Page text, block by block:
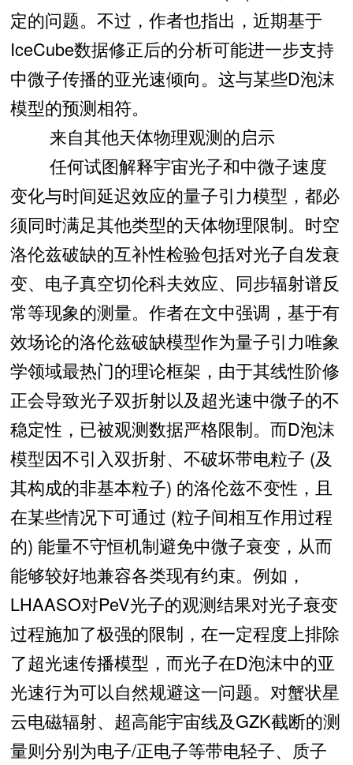
定的问题。不过，作者也指出，近期基于
IceCube数据修正后的分析可能进一步支持
中微子传播的亚光速倾向。这与某些D泡沫
模型的预测相符。
来自其他天体物理观测的启示
任何试图解释宇宙光子和中微子速度
变化与时间延迟效应的量子引力模型，都必
须同时满足其他类型的天体物理限制。时空
洛伦兹破缺的互补性检验包括对光子自发衰
变、电子真空切伦科夫效应、同步辐射谱反
常等现象的测量。作者在文中强调，基于有
效场论的洛伦兹破缺模型作为量子引力唯象
学领域最热门的理论框架，由于其线性阶修
正会导致光子双折射以及超光速中微子的不
稳定性，已被观测数据严格限制。而D泡沫
模型因不引入双折射、不破坏带电粒子 (及
其构成的非基本粒子) 的洛伦兹不变性，且
在某些情况下可通过 (粒子间相互作用过程
的) 能量不守恒机制避免中微子衰变，从而
能够较好地兼容各类现有约束。例如，
LHAASO对PeV光子的观测结果对光子衰变
过程施加了极强的限制，在一定程度上排除
了超光速传播模型，而光子在D泡沫中的亚
光速行为可以自然规避这一问题。对蟹状星
云电磁辐射、超高能宇宙线及GZK截断的测
量则分别为电子/正电子等带电轻子、质子